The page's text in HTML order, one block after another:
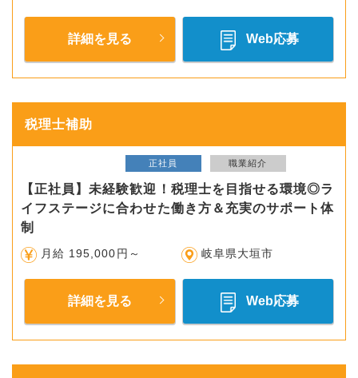
詳細を見る Web応募
税理士補助
正社員 職業紹介
【正社員】未経験歓迎！税理士を目指せる環境◎ラ
イフステージに合わせた働き方＆充実のサポート体
制
月給 195,000円～ 岐阜県大垣市
詳細を見る Web応募